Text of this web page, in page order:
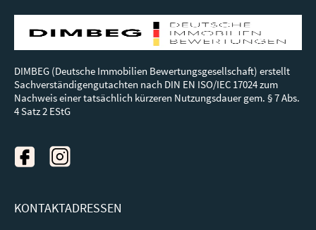
DIMBEG (Deutsche Immobilien Bewertungsgesellschaft) erstellt
Sachverständigengutachten nach DIN EN ISO/IEC 17024 zum
Nachweis einer tatsächlich kürzeren Nutzungsdauer gem. § 7 Abs.
4 Satz 2 EStG
KONTAKTADRESSEN